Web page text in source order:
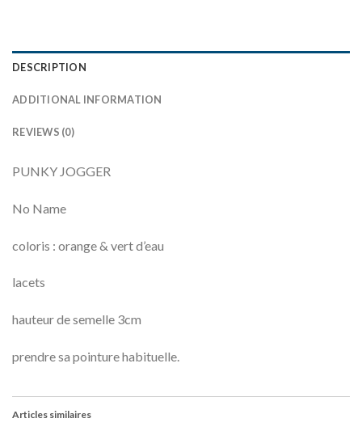
DESCRIPTION
ADDITIONAL INFORMATION
REVIEWS (0)
PUNKY JOGGER
No Name
coloris : orange & vert d’eau
lacets
hauteur de semelle 3cm
prendre sa pointure habituelle.
Articles similaires